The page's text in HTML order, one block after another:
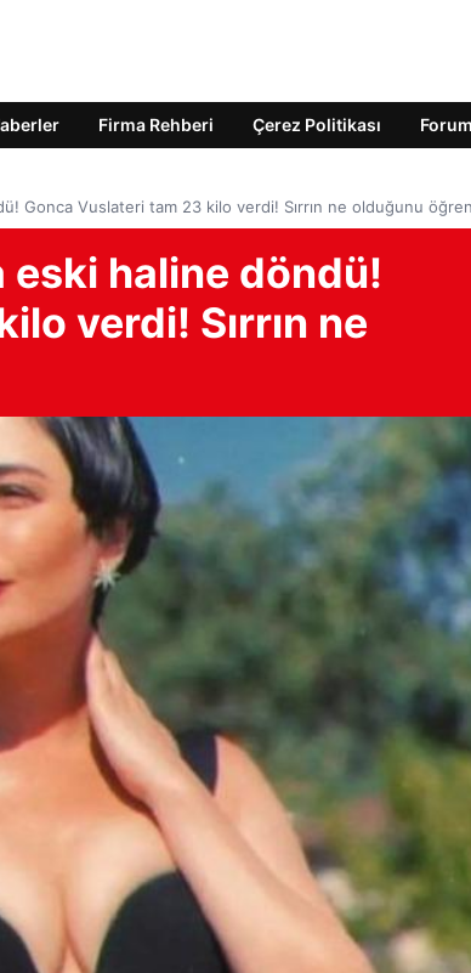
Firma Rehberi Çerez Politikası
Gonca Vuslateri tam 23 kilo verdi! Sırrın ne olduğunu
eski haline döndü!
verdi! Sırrın ne